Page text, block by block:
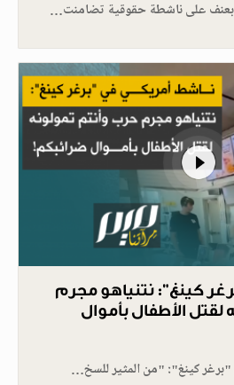
على ناشطة حقوقية تضامنت…
كينغ": نتنياهو مجرم
الأطفال بأموال
كينغ": "من المثير للسخ…